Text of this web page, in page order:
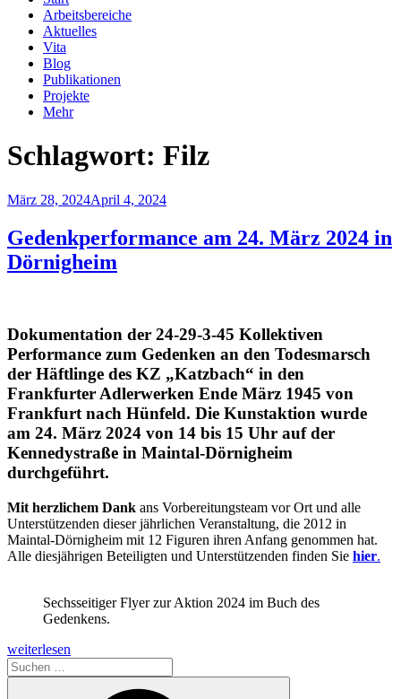
Arbeitsbereiche
Aktuelles
Vita
Blog
Publikationen
Projekte
Mehr
Schlagwort: Filz
Veröffentlicht
März 28, 2024April 4, 2024
Gedenkperformance am 24. März 2024 in
Dörnigheim
Dokumentation der 24-29-3-45 Kollektiven
Performance zum Gedenken an den Todesmarsch
der Häftlinge des KZ „Katzbach“ in den
Frankfurter Adlerwerken Ende März 1945 von
Frankfurt nach Hünfeld. Die Kunstaktion wurde
am 24. März 2024 von 14 bis 15 Uhr auf der
Kennedystraße in Maintal-Dörnigheim
durchgeführt.
Mit herzlichem Dank ans Vorbereitungsteam vor Ort und alle
Unterstützenden dieser jährlichen Veranstaltung, die 2012 in
Maintal-Dörnigheim mit 12 Figuren ihren Anfang genommen hat.
Alle diesjährigen Beteiligten und Unterstützenden finden Sie hier.
Sechsseitiger Flyer zur Aktion 2024 im Buch des
Gedenkens.
„Gedenkperformance
am
24.
weiterlesen
Suchen
nach: